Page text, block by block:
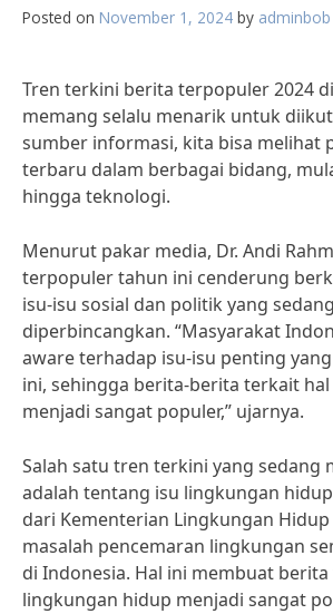
Posted on November 1, 2024 by adminbob
Tren terkini berita terpopuler 2024
memang selalu menarik untuk
sumber informasi, kita bisa melihat
terbaru dalam berbagai bidang,
hingga teknologi.
Menurut pakar media, Dr. Andi
terpopuler tahun ini cenderung
isu-isu sosial dan politik yang
diperbincangkan. “Masyarakat
aware terhadap isu-isu penting
ini, sehingga berita-berita terkait
menjadi sangat populer,” ujarnya.
Salah satu tren terkini yang sedang
adalah tentang isu lingkungan
dari Kementerian Lingkungan
masalah pencemaran lingkungan
di Indonesia. Hal ini membuat
lingkungan hidup menjadi sangat